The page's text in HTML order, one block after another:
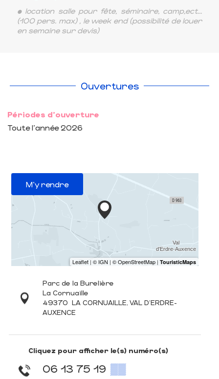
• location salle pour fête, séminaire, camp,ect...
(100 pers. max) , le week end (possibilité de louer
en semaine sur devis)
Ouvertures
Périodes d'ouverture
Toute l'année 2026
M'y rendre
Parc de la Burelière
La Cornuaille
49370 LA CORNUAILLE, VAL D'ERDRE-
AUXENCE
Cliquez pour afficher le(s) numéro(s)
06 13 75 19 ▒▒